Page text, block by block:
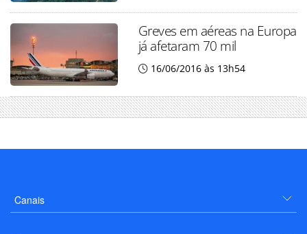
Greves em aéreas na Europa
já afetaram 70 mil
16/06/2016 às 13h54
Canais